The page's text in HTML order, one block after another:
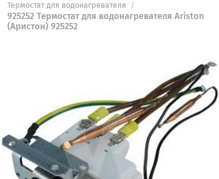
Термостат для водонагревателя
925252 Термостат для водонагревателя Ariston
(Аристон) 925252